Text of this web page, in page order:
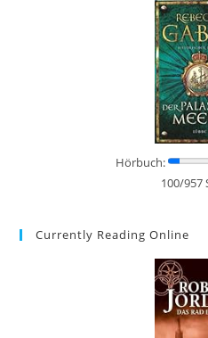
Hörbuch:
100/957
Currently Reading Online